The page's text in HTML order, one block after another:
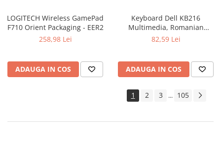
LOGITECH Wireless GamePad
F710 Orient Packaging - EER2
258,98 Lei
ADAUGA IN COS
Keyboard Dell KB216
Multimedia, Romanian
(QWERTZ), Black
82,59 Lei
ADAUGA IN COS
1 2 3 ... 105